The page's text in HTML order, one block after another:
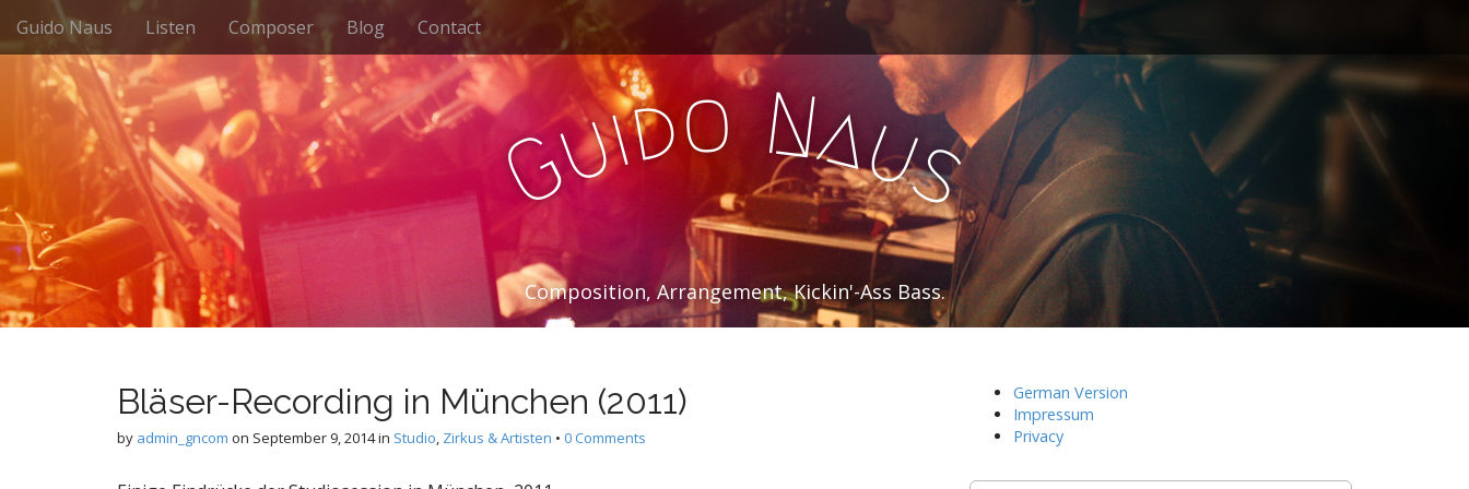
M
a
e
n
u
i
o
n
t
e
n
t
Guido Naus Listen Composer Blog Contact
Gu
ido Naus
Composition, Arrangement, Kickin'-Ass Bass.
Bläser-Recording in München (2011)
by admin_gncom on September 9, 2014in Studio, Zirkus & Artisten • 0 Comments
German Version
Impressum
Privacy